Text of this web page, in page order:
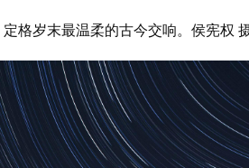
格岁末最温柔的古今交响。侯宪权